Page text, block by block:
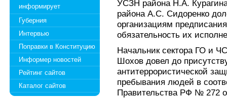
информирует
Губерния
Интервью
Поправки в Конституцию
Информер новостей
Рейтинг сайтов
Каталог сайтов
УСЗН района Н.А.
района А.С. Сидоренко
организациям
обязательность их
Начальник сектора ГО и
Шохов довел до
антитеррористической
пребывания людей в
Правительства РФ № 272